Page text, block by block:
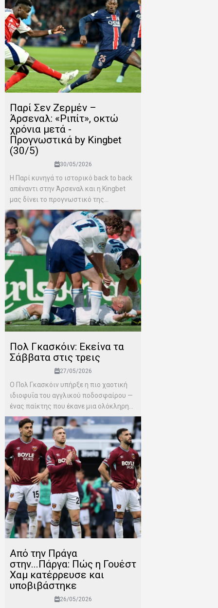
Παρί Σεν Ζερμέν –
Άρσεναλ: «Ριπίτ», οκτώ
χρόνια μετά -
Προγνωστικά by Kingbet
(30/5)
30/05/2026
Η Παρί κυνηγά το ιστορικό back to back
απέναντι στην Άρσεναλ και η Kingbet
μας δίνει το προγνωστικό της...
Πολ Γκασκόιν: Εκείνα τα
Σάββατα στις τρεις
27/05/2026
Ο Πολ Γκασκόιν υπήρξε η πιο χαοτική
ιδιοφυΐα του αγγλικού ποδοσφαίρου —
ένας παίκτης που έκανε μια ολόκληρη...
Από την Πράγα
στην...Πάργα: Πώς η Γουέστ
Χαμ κατέρρευσε και
υποβιβάστηκε
26/05/2026